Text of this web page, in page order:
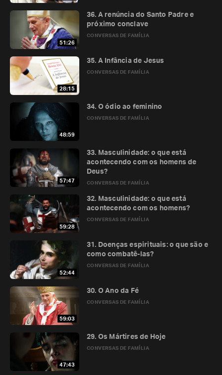
51:26
CONVERSAS DE FAMÍLIA
36. A renúncia do Santo Padre e
próximo conclave
28:15
CONVERSAS DE FAMÍLIA
35. A Infância de Jesus
48:59
CONVERSAS DE FAMÍLIA
34. O ódio ao feminino
57:47 CONVERSAS DE FAMÍLIA
33. Masculinidade: o que está
acontecendo com os homens de
Deus?
59:28
CONVERSAS DE FAMÍLIA
32. Masculinidade: o que está
acontecendo com os homens?
52:44
CONVERSAS DE FAMÍLIA
31. Doenças espirituais: o que são e
como combatê-las?
59:03
CONVERSAS DE FAMÍLIA
30. O Ano da Fé
47:43
CONVERSAS DE FAMÍLIA
29. Os Mártires de Hoje